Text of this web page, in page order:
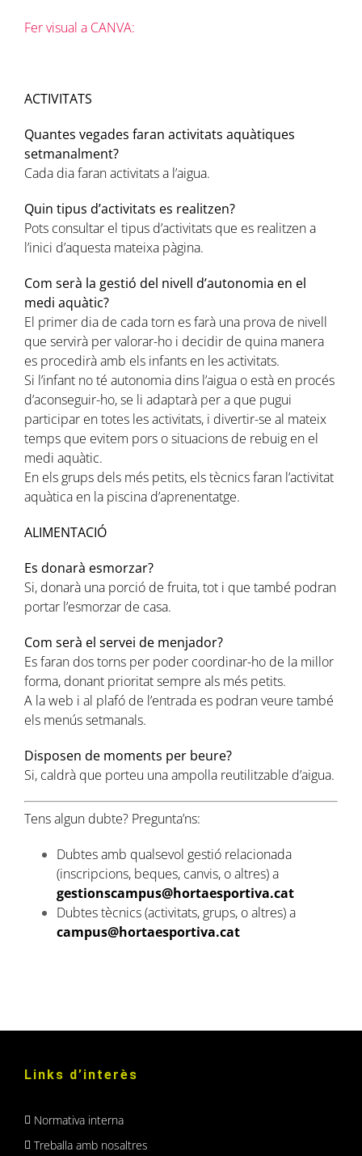
Fer visual a CANVA:
ACTIVITATS
Quantes vegades faran activitats aquàtiques
setmanalment?
Cada dia faran activitats a l’aigua.
Quin tipus d’activitats es realitzen?
Pots consultar el tipus d’activitats que es realitzen a
l’inici d’aquesta mateixa pàgina.
Com serà la gestió del nivell d’autonomia en el
medi aquàtic?
El primer dia de cada torn es farà una prova de nivell
que servirà per valorar-ho i decidir de quina manera
es procedirà amb els infants en les activitats.
Si l’infant no té autonomia dins l’aigua o està en procés
d’aconseguir-ho, se li adaptarà per a que pugui
participar en totes les activitats, i divertir-se al mateix
temps que evitem pors o situacions de rebuig en el
medi aquàtic.
En els grups dels més petits, els tècnics faran l’activitat
aquàtica en la piscina d’aprenentatge.
ALIMENTACIÓ
Es donarà esmorzar?
Si, donarà una porció de fruita, tot i que també podran
portar l’esmorzar de casa.
Com serà el servei de menjador?
Es faran dos torns per poder coordinar-ho de la millor
forma, donant prioritat sempre als més petits.
A la web i al plafó de l’entrada es podran veure també
els menús setmanals.
Disposen de moments per beure?
Si, caldrà que porteu una ampolla reutilitzable d’aigua.
Tens algun dubte? Pregunta’ns:
Dubtes amb qualsevol gestió relacionada
(inscripcions, beques, canvis, o altres) a
gestionscampus@hortaesportiva.cat
Dubtes tècnics (activitats, grups, o altres) a
campus@hortaesportiva.cat
Links d’interès
Normativa interna
Treballa amb nosaltres